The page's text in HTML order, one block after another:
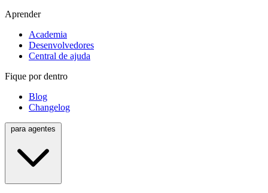
Aprender
Academia
Desenvolvedores
Central de ajuda
Fique por dentro
Blog
Changelog